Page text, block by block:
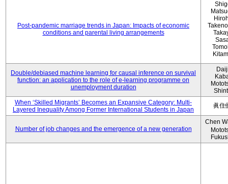
Post-pandemic marriage trends in Japan: Impacts of economic
conditions and parental living arrangements
Double/debiased machine learning for causal inference on survival
function: an application to the role of e-learning programme on
unemployment duration
When ‘Skilled Migrants’ Becomes an Expansive Category: Multi-
Layered Inequality Among Former International Students in Japan
眞住
Number of job changes and the emergence of a new generation
Chen